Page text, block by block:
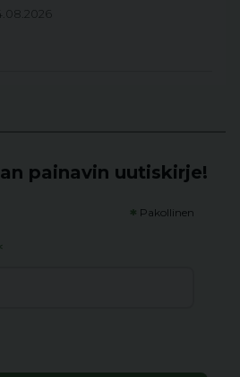
painavin uutiskirje!
* Pakollinen